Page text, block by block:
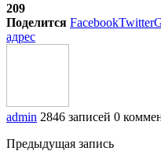
209
Поделится FacebookTwitter
адрес
admin 2846 записей 0
Предыдущая запись